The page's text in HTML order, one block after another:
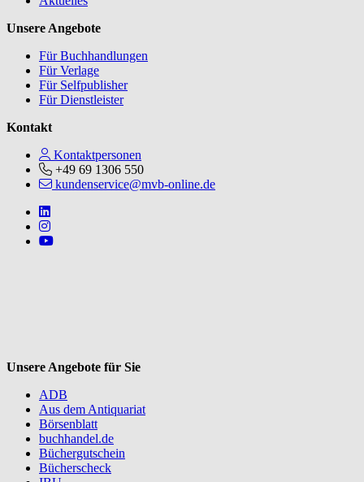
Unsere Angebote
Für Buchhandlungen
Für Verlage
Für Selfpublisher
Für Dienstleister
Kontakt
Kontaktpersonen
+49 69 1306 550
kundenservice@mvb-online.de
Follow us on https://www.linkedin.com/company/mvbbooks
Follow us on https://www.instagram.com/lifeatmvb/
Follow us on https://www.youtube.com/@mvbbooks
Unsere Angebote für Sie
ADB
Aus dem Antiquariat
Börsenblatt
buchhandel.de
Büchergutschein
Bücherscheck